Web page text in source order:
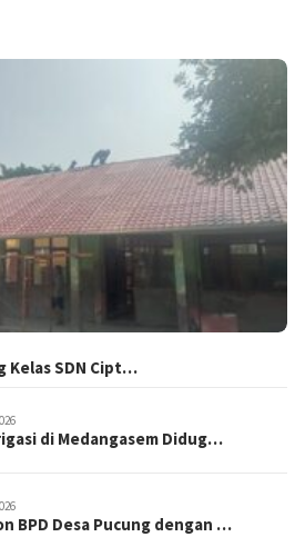
Kelas SDN Cipt…
di Medangasem Didug…
BPD Desa Pucung dengan …